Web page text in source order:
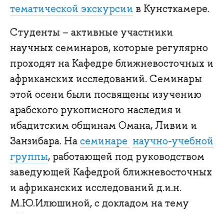
тематической экскурсии в Кунсткамере.
Студенты – активные участники
научных семинаров, которые регулярно
проходят на Кафедре ближневосточных и
африканских исследований. Семинары
этой осени были посвящены изучению
арабского рукописного наследия и
ибадитским общинам Омана, Ливии и
Занзибара. Насеминаре научно-учебной
группы, работающей под руководством
заведующей Кафедрой ближневосточных
и африканских исследований д.и.н.
М.Ю.Илюшиной, с докладом на тему